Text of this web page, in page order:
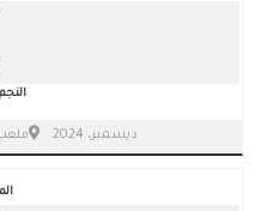
6 ديسمبر، 2024